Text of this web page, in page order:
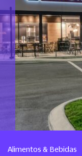
Alimentos & Bebidas